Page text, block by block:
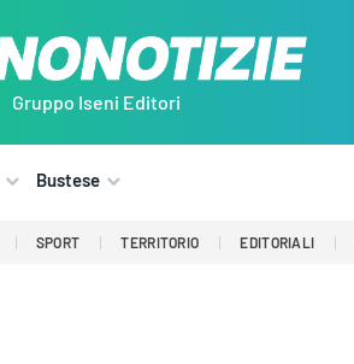
Gruppo Iseni Editori
Bustese
SPORT TERRITORIO EDITORIALI